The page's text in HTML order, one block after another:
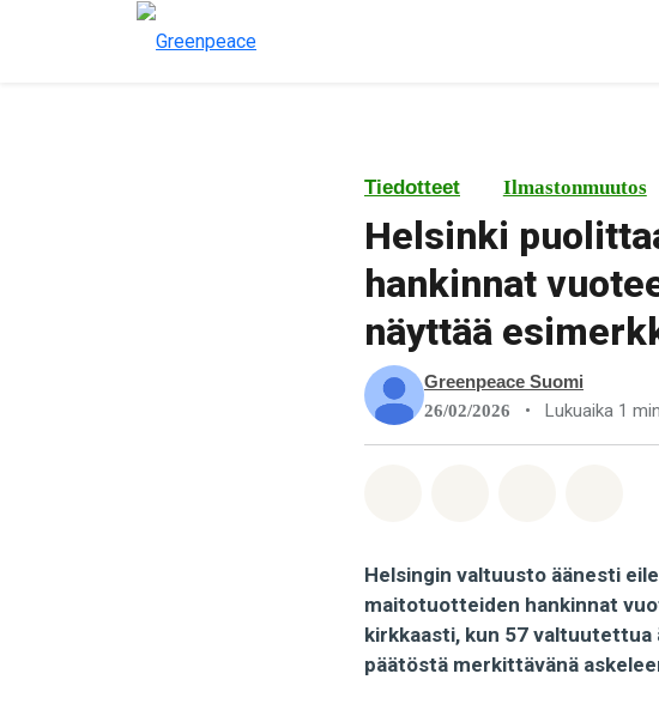
Tiedotteet Ilmastonmuutos
Helsinki
hankinnat
näyttää
Greenpeace Suomi
26/02/2026 • Lukuaika 1 min
Helsingin valtuusto äänesti
maitotuotteiden hankinnat
kirkkaasti, kun 57 valtuutettua
päätöstä merkittävänä